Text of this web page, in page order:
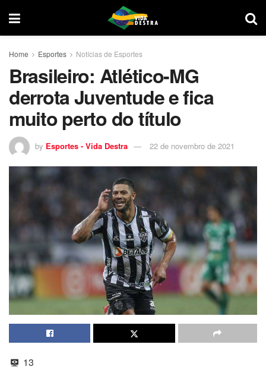
Home Esportes Notícias de Esportes
Brasileiro: Atlético-MG
derrota Juventude e fica
muito perto do título
by Esportes - Vida Destra 22 de novembro de 2021
13